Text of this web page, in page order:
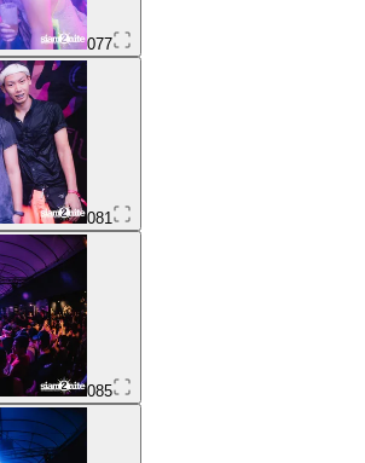
077
081
085